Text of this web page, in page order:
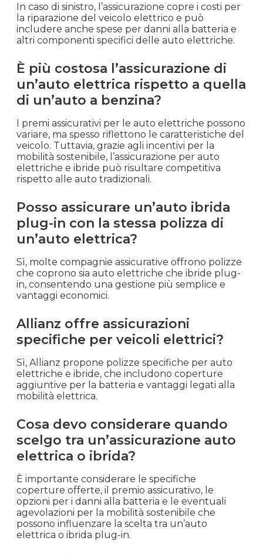
In caso di sinistro, l’assicurazione copre i costi per
la riparazione del veicolo elettrico e può
includere anche spese per danni alla batteria e
altri componenti specifici delle auto elettriche.
È più costosa l’assicurazione di
un’auto elettrica rispetto a quella
di un’auto a benzina?
I premi assicurativi per le auto elettriche possono
variare, ma spesso riflettono le caratteristiche del
veicolo. Tuttavia, grazie agli incentivi per la
mobilità sostenibile, l’assicurazione per auto
elettriche e ibride può risultare competitiva
rispetto alle auto tradizionali.
Posso assicurare un’auto ibrida
plug-in con la stessa polizza di
un’auto elettrica?
Sì, molte compagnie assicurative offrono polizze
che coprono sia auto elettriche che ibride plug-
in, consentendo una gestione più semplice e
vantaggi economici.
Allianz offre assicurazioni
specifiche per veicoli elettrici?
Sì, Allianz propone polizze specifiche per auto
elettriche e ibride, che includono coperture
aggiuntive per la batteria e vantaggi legati alla
mobilità elettrica.
Cosa devo considerare quando
scelgo tra un’assicurazione auto
elettrica o ibrida?
È importante considerare le specifiche
coperture offerte, il premio assicurativo, le
opzioni per i danni alla batteria e le eventuali
agevolazioni per la mobilità sostenibile che
possono influenzare la scelta tra un’auto
elettrica o ibrida plug-in.